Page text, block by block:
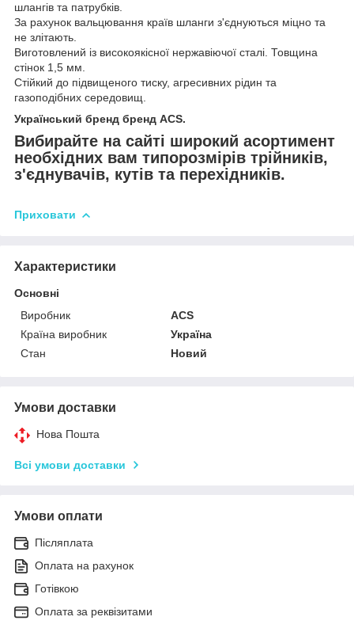
шлангів та патрубків.
За рахунок вальцювання країв шланги з'єднуються міцно та
не злітають.
Виготовлений із високоякісної нержавіючої сталі. Товщина
стінок 1,5 мм.
Стійкий до підвищеного тиску, агресивних рідин та
газоподібних середовищ.
Український бренд бренд ACS.
Вибирайте на сайті широкий асортимент
необхідних вам типорозмірів трійників,
з'єднувачів, кутів та перехідників.
Приховати
Характеристики
Основні
Виробник
ACS
Країна виробник
Україна
Стан
Новий
Умови доставки
Нова Пошта
Всі умови доставки
Умови оплати
Післяплата
Оплата на рахунок
Готівкою
Оплата за реквізитами